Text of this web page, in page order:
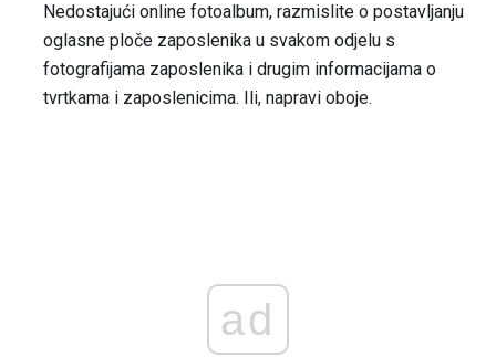
Nedostajući online fotoalbum, razmislite o postavljanju
oglasne ploče zaposlenika u svakom odjelu s
fotografijama zaposlenika i drugim informacijama o
tvrtkama i zaposlenicima. Ili, napravi oboje.
ad